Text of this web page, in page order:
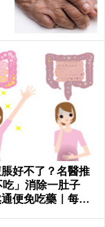
好不了？名醫推
吃」消除一肚子
便免吃藥｜每日